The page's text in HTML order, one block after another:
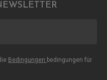
Bedingungen bedingungen für